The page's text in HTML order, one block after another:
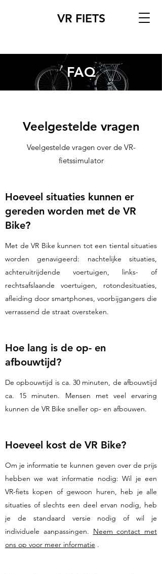
VR FIETS
FAQ
Veelgestelde vragen
Veelgestelde vragen over de VR-
fietssimulator
Hoeveel situaties kunnen er
gereden worden met de VR
Bike?
Met de VR Bike kunnen tot een tiental situaties
worden genavigeerd: nachtelijke situaties,
achteruitrijdende voertuigen, links- of
rechtsafslaande voertuigen, rotondesituaties,
afleiding door smartphones, voorbijgangers die
verrassend de straat oversteken.
Hoe lang is de op- en
afbouwtijd?
De opbouwtijd is ca. 30 minuten, de afbouwtijd
ca. 15 minuten. Mensen met veel ervaring
kunnen de VR Bike sneller op- en afbouwen.
Hoeveel kost de VR Bike?
Om je informatie te kunnen geven over de prijs
hebben we wat informatie nodig: Wil je een
VR-fiets kopen of gewoon huren, heb je alle
situaties of slechts een deel ervan nodig, heb
je de standaard versie nodig of wil je
individuele aanpassingen. Neem contact met
ons op voor meer informatie .